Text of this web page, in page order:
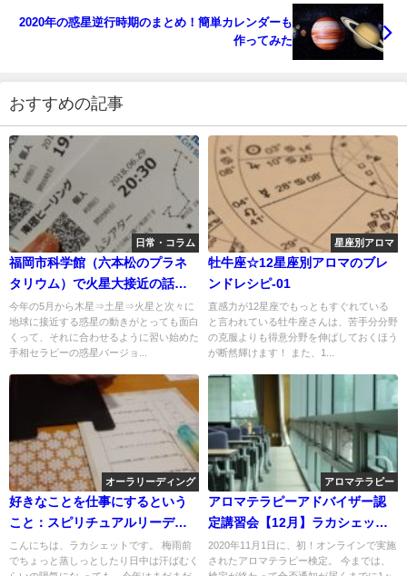
2020年の惑星逆行時期のまとめ！簡単カレンダーも
作ってみた
おすすめの記事
日常・コラム
福岡市科学館（六本松のプラネ
タリウム）で火星大接近の話を
聞いてきた！
今年の5月から木星⇒土星⇒火星と次々に
地球に接近する惑星の動きがとっても面白
くって、それに合わせるように習い始めた
手相セラピーの惑星バージョ...
星座別アロマ
牡牛座☆12星座別アロマのブレ
ンドレシピ-01
直感力が12星座でもっともすぐれている
と言われている牡牛座さんは、苦手分分野
の克服よりも得意分野を伸ばしておくほう
が断然輝けます！ また、1...
オーラリーディング
好きなことを仕事にするという
こと：スピリチュアルリーディ
ング
こんにちは、ラカシェットです。 梅雨前
でちょっと蒸しっとしたり日中は汗ばむく
アロマテラピー
アロマテラピーアドバイザー認
定講習会【12月】ラカシェット
＠福岡
2020年11月1日に、初！オンラインで実施
されたアロマテラピー検定。 今までは、